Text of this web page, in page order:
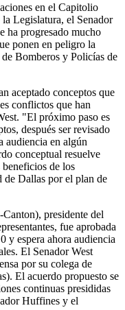
en el Capitolio
la Legislatura, el Senador
ha progresado mucho
ponen en peligro la
Bomberos y Policías de
aceptado conceptos que
conflictos que han
"El próximo paso es
después ser revisado
audiencia en algún
conceptual resuelve
de los
de Dallas por el plan de
presidente del
fue aprobada
y espera ahora audiencia
El Senador West
por su colega de
El acuerdo propuesto se
continuas presididas
Huffines y el